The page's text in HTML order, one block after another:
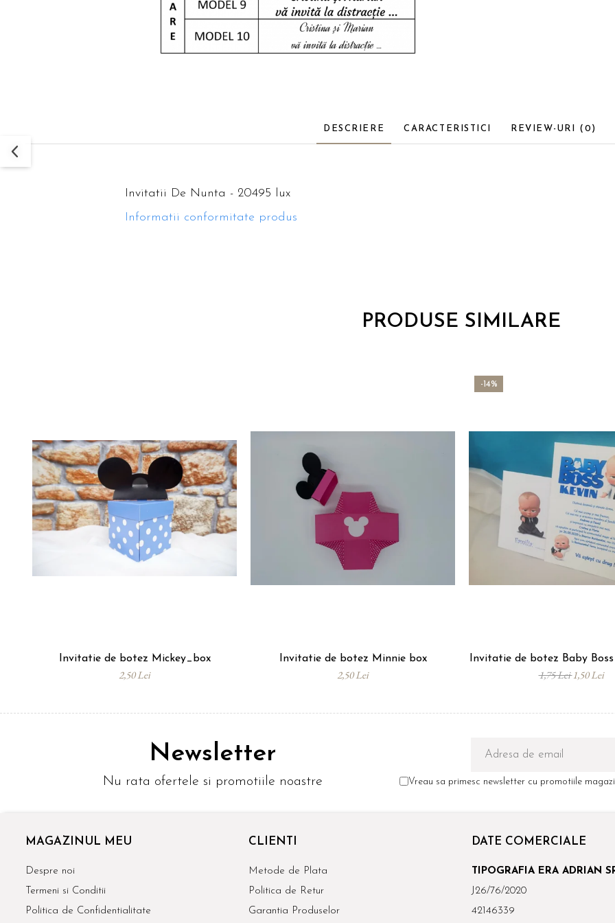
DESCRIERE CARACTERISTICI REVIEW-URI (0)
Invitatii De Nunta - 20495 lux
Informatii conformitate produs
PRODUSE SIMILARE
Invitatie de botez Mickey_box
2,50 Lei
Invitatie de botez Minnie box
2,50 Lei
-14%
Invitatie de botez Baby Boss
1,75 Lei1,50 Lei
Newsletter
Nu rata ofertele si promotiile noastre Vreau sa primesc newsletter cu promotiile
MAGAZINUL MEU
Despre noi
Termeni si Conditii
Politica de Confidentialitate
CLIENTI
Metode de Plata
Politica de Retur
Garantia Produselor
DATE COMERCIALE
TIPOGRAFIA ERA ADRIAN
J26/76/2020
42146339